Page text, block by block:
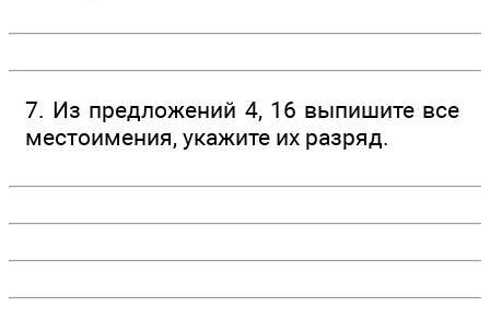
7. Из предложений 4, 16 выпишите все
местоимения, укажите их разряд.